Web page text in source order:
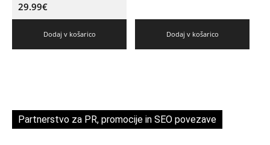
29.99€
Dodaj v košarico Dodaj v košarico
Partnerstvo za PR, promocije in SEO povezave